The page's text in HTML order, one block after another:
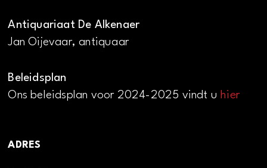
Antiquariaat De Alkenaer
Jan Oijevaar, antiquaar
Beleidsplan
Ons beleidsplan voor 2024-2025 vindt uhier
ADRES